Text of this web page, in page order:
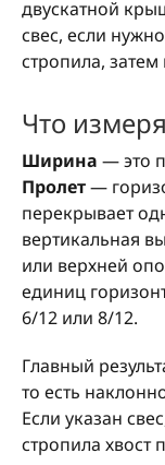
двускатной
свес, если
стропила,
Что
Ширина — это
Пролет—
перекрывает
вертикальная
или верхней
единиц
6/12 или 8/12.
Главный
то есть
Если указан
стропила хвост